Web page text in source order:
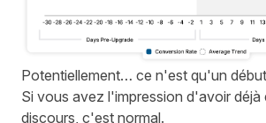
Potentiellement… ce n'est qu'un début
Si vous avez l'impression d'avoir déjà
discours, c'est normal.